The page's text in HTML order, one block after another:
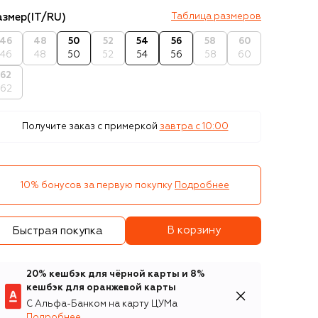
(IT/RU) Таблица размеров
46
46
48
48
50
50
52
52
54
54
56
56
58
58
60
60
62
62
Получите заказ с примеркой завтра c 10:00
10% бонусов за первую покупку Подробнее
Быстрая покупка В корзину
20% кешбэк для чёрной карты и 8%
кешбэк для оранжевой карты
С Альфа-Банком на карту ЦУМа